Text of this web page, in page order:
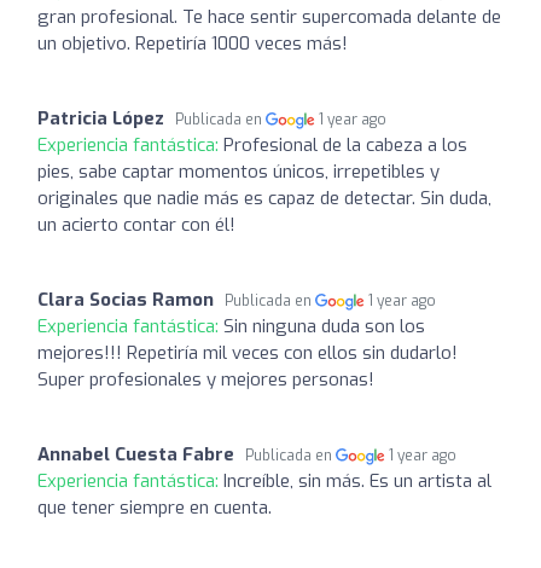
gran profesional. Te hace sentir supercomada delante de
un objetivo. Repetiría 1000 veces más!
Patricia López Publicada en 1 year ago
Experiencia fantástica: Profesional de la cabeza a los
pies, sabe captar momentos únicos, irrepetibles y
originales que nadie más es capaz de detectar. Sin duda,
un acierto contar con él!
Clara Socias Ramon Publicada en 1 year ago
Experiencia fantástica: Sin ninguna duda son los
mejores!!! Repetiría mil veces con ellos sin dudarlo!
Super profesionales y mejores personas!
Annabel Cuesta Fabre Publicada en 1 year ago
Experiencia fantástica: Increíble, sin más. Es un artista al
que tener siempre en cuenta.